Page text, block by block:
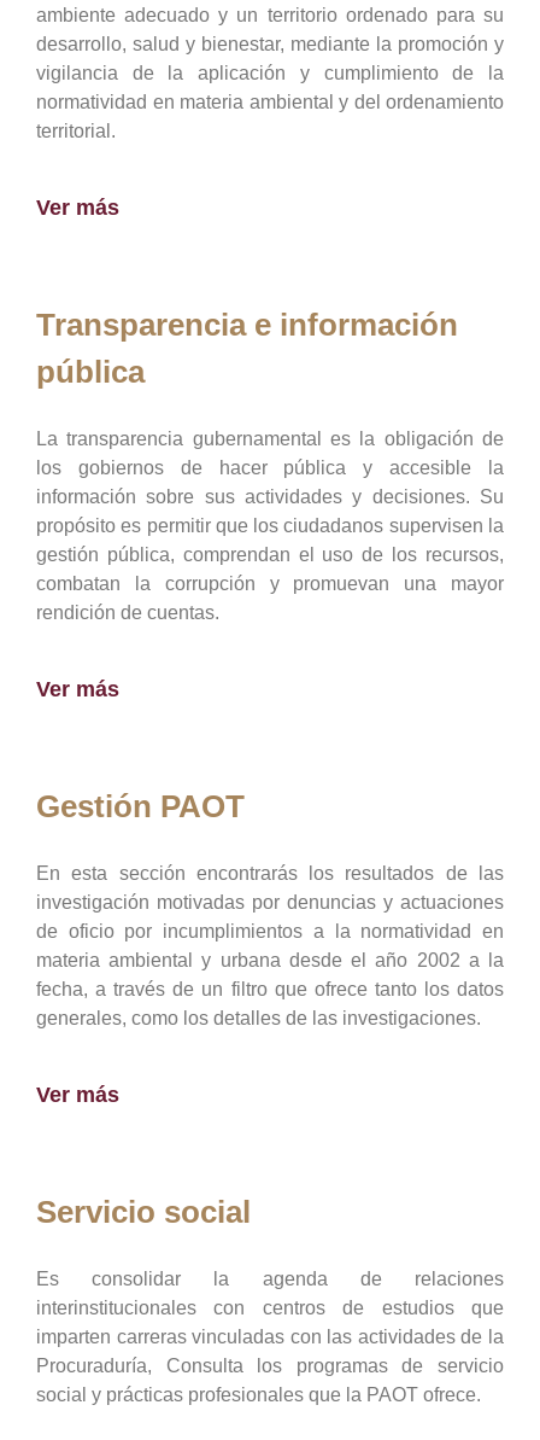
ambiente adecuado y un territorio ordenado para su
desarrollo, salud y bienestar, mediante la promoción y
vigilancia de la aplicación y cumplimiento de la
normatividad en materia ambiental y del ordenamiento
territorial.
Ver más
Transparencia e información
pública
La transparencia gubernamental es la obligación de
los gobiernos de hacer pública y accesible la
información sobre sus actividades y decisiones. Su
propósito es permitir que los ciudadanos supervisen la
gestión pública, comprendan el uso de los recursos,
combatan la corrupción y promuevan una mayor
rendición de cuentas.
Ver más
Gestión PAOT
En esta sección encontrarás los resultados de las
investigación motivadas por denuncias y actuaciones
de oficio por incumplimientos a la normatividad en
materia ambiental y urbana desde el año 2002 a la
fecha, a través de un filtro que ofrece tanto los datos
generales, como los detalles de las investigaciones.
Ver más
Servicio social
Es consolidar la agenda de relaciones
interinstitucionales con centros de estudios que
imparten carreras vinculadas con las actividades de la
Procuraduría, Consulta los programas de servicio
social y prácticas profesionales que la PAOT ofrece.